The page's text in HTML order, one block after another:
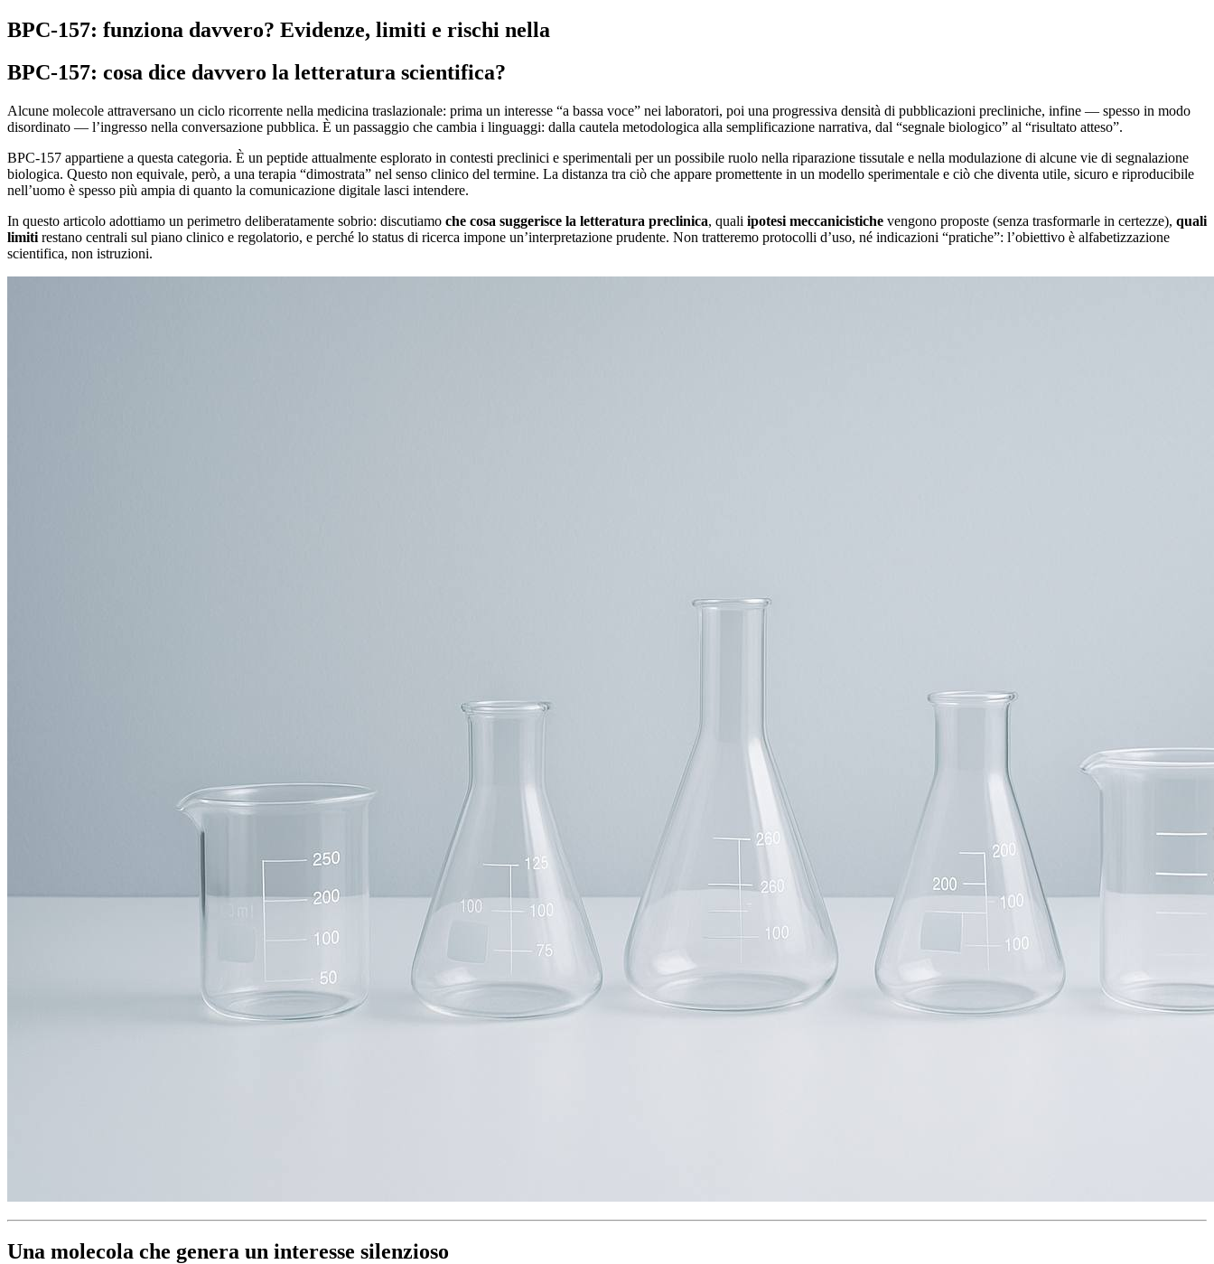
BPC-157: funziona davvero? Evidenze, limiti e rischi nella
BPC-157: cosa dice davvero la letteratura scientifica?
Alcune molecole attraversano un ciclo ricorrente nella medicina traslazionale: prima un interesse “a bassa voce” nei laboratori, poi una progressiva densità di pubblicazioni precliniche, infine — spesso in modo
disordinato — l’ingresso nella conversazione pubblica. È un passaggio che cambia i linguaggi: dalla cautela metodologica alla semplificazione narrativa, dal “segnale biologico” al “risultato atteso”.
BPC-157 appartiene a questa categoria. È un peptide attualmente esplorato in contesti preclinici e sperimentali per un possibile ruolo nella riparazione tissutale e nella modulazione di alcune vie di segnalazione
biologica. Questo non equivale, però, a una terapia “dimostrata” nel senso clinico del termine. La distanza tra ciò che appare promettente in un modello sperimentale e ciò che diventa utile, sicuro e riproducibile
nell’uomo è spesso più ampia di quanto la comunicazione digitale lasci intendere.
In questo articolo adottiamo un perimetro deliberatamente sobrio: discutiamo che cosa suggerisce la letteratura preclinica, quali ipotesi meccanicistiche vengono proposte (senza trasformarle in certezze), quali
limiti restano centrali sul piano clinico e regolatorio, e perché lo status di ricerca impone un’interpretazione prudente. Non tratteremo protocolli d’uso, né indicazioni “pratiche”: l’obiettivo è alfabetizzazione
scientifica, non istruzioni.
Una molecola che genera un interesse silenzioso